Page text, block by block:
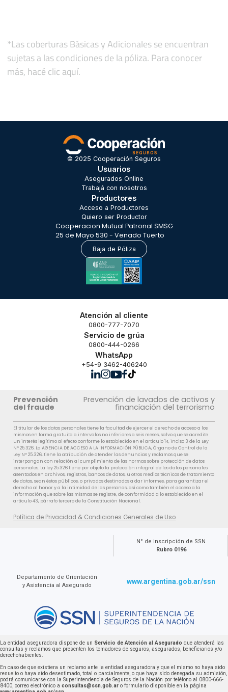
*Las coberturas Básicas y Adicionales se encuentran
sujetas a las condiciones de la póliza. Para conocer
más, hacé clic aquí.
© 2025 Cooperación Seguros
Usuarios
Asegurados Online
Trabajá con nosotros
Productores
Acceso a Productores
Quiero ser Productor
Cooperacion Mutual Patronal SMSG
25 de Mayo 530 - Venado Tuerto
Baja de Póliza
Atención al cliente
0800-777-7070
Servicio de grúa
0800-444-0266
WhatsApp
+54-9 3462-406240
Prevención
del fraude
Prevención de lavados de activos y
financiación del terrorismo
El titular de los datos personales tiene la facultad de ejercer el derecho de acceso a los
mismos en forma gratuita a intervalos no inferiores a seis meses, salvo que se acredite
un interés legítimo al efecto conforme lo establecido en el artículo 14, inciso 3 de la Ley
Nº 25.326. La AGENCIA DE ACCESO A LA INFORMACIÓN PÚBLICA, Órgano de Control de la
Ley Nº 25.326, tiene la atribución de atender las denuncias y reclamos que se
interpongan con relación al cumplimiento de las normas sobre protección de datos
personales. La ley 25.326 tiene por objeto la protección integral de los datos personales
asentados en archivos, registros, bancos de datos, u otros medios técnicos de tratamiento
de datos, sean éstos públicos, o privados destinados a dar informes, para garantizar el
derecho al honor y a la intimidad de las personas, así como también el acceso a la
información que sobre las mismas se registre, de conformidad a lo establecido en el
artículo 43, párrafo tercero de la Constitución Nacional.
Política de Privacidad & Condiciones Generales de Uso
N° de Inscripción de SSN
Rubro 0196
Departamento de Orientación
y Asistencia al Asegurado
www.argentina.gob.ar/ssn
La entidad aseguradora dispone de un Servicio de Atención al Asegurado que atenderá las
consultas y reclamos que presenten los tomadores de seguros, asegurados, beneficiarios y/o
derechohabientes.
En caso de que existiera un reclamo ante la entidad aseguradora y que el mismo no haya sido
resuelto o haya sido desestimado, total o parcialmente, o que haya sido denegada su admisión,
podrá comunicarse con la Superintendencia de Seguros de la Nación por teléfono al 0800-666-
8400, correo electrónico a consultas@ssn.gob.ar o formulario disponible en la página